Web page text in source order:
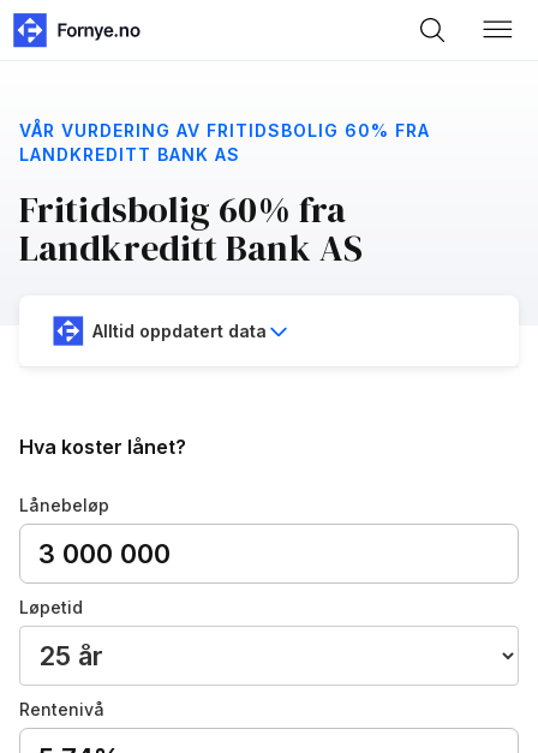
VÅR VURDERING AV FRITIDSBOLIG 60% FRA
LANDKREDITT BANK AS
Fritidsbolig 60% fra
Landkreditt Bank AS
Alltid oppdatert data
Hva koster lånet?
Lånebeløp
Løpetid
Rentenivå